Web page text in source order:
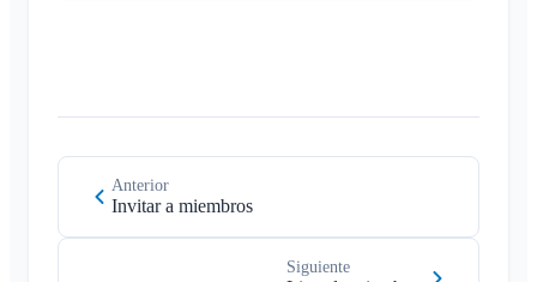
Anterior
Invitar a miembros
Siguiente